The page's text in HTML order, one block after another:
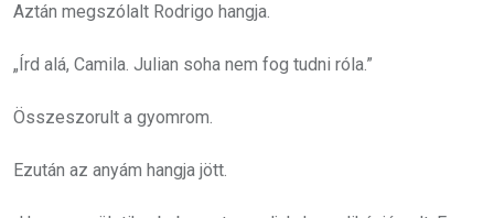
Aztán megszólalt Rodrigo hangja.
„Írd alá, Camila. Julian soha nem fog tudni róla.”
Összeszorult a gyomrom.
Ezután az anyám hangja jött.